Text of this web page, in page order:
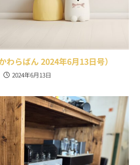
わらばん 2024年6月13日号）
2024年6月13日